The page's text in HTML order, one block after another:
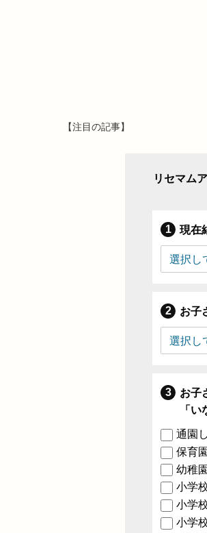
【注目の記事】
リセマム
現在
お子
お子
「
通園
保育園
幼稚園
小学
小学
小学